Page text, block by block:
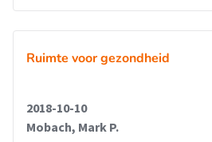
Ruimte voor gezondheid
2018-10-10
Mobach, Mark P.